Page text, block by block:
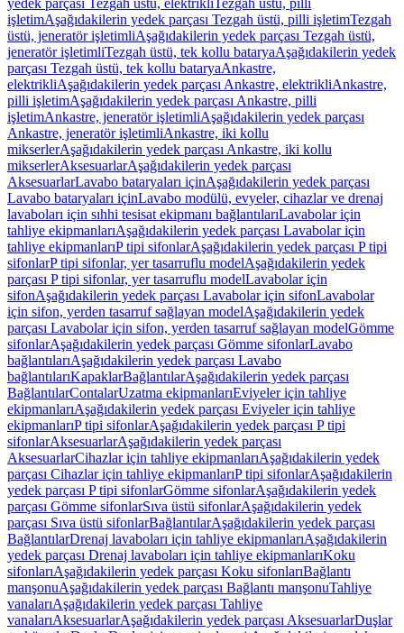
yedek parçası Tezgah üstü, elektrikli Tezgah üstü, pilli
işletimAşağıdakilerin yedek parçası Tezgah üstü, pilli işletimTezgah
üstü, jeneratör işletimliAşağıdakilerin yedek parçası Tezgah üstü,
jeneratör işletimliTezgah üstü, tek kollu bataryaAşağıdakilerin yedek
parçası Tezgah üstü, tek kollu bataryaAnkastre,
elektrikliAşağıdakilerin yedek parçası Ankastre, elektrikliAnkastre,
pilli işletimAşağıdakilerin yedek parçası Ankastre, pilli
işletimAnkastre, jeneratör işletimliAşağıdakilerin yedek parçası
Ankastre, jeneratör işletimliAnkastre, iki kollu
mikserlerAşağıdakilerin yedek parçası Ankastre, iki kollu
mikserlerAksesuarlarAşağıdakilerin yedek parçası
AksesuarlarLavabo bataryaları içinAşağıdakilerin yedek parçası
Lavabo bataryaları içinLavabo modülü, evyeler, cihazlar ve drenaj
lavaboları için sıhhi tesisat ekipmanı bağlantılarıLavabolar için
tahliye ekipmanlarıAşağıdakilerin yedek parçası Lavabolar için
tahliye ekipmanlarıP tipi sifonlarAşağıdakilerin yedek parçası P tipi
sifonlarP tipi sifonlar, yer tasarruflu modelAşağıdakilerin yedek
parçası P tipi sifonlar, yer tasarruflu modelLavabolar için
sifonAşağıdakilerin yedek parçası Lavabolar için sifonLavabolar
için sifon, yerden tasarruf sağlayan modelAşağıdakilerin yedek
parçası Lavabolar için sifon, yerden tasarruf sağlayan modelGömme
sifonlarAşağıdakilerin yedek parçası Gömme sifonlarLavabo
bağlantılarıAşağıdakilerin yedek parçası Lavabo
bağlantılarıKapaklarBağlantılarAşağıdakilerin yedek parçası
BağlantılarContalarUzatma ekipmanlarıEviyeler için tahliye
ekipmanlarıAşağıdakilerin yedek parçası Eviyeler için tahliye
ekipmanlarıP tipi sifonlarAşağıdakilerin yedek parçası P tipi
sifonlarAksesuarlarAşağıdakilerin yedek parçası
AksesuarlarCihazlar için tahliye ekipmanlarıAşağıdakilerin yedek
parçası Cihazlar için tahliye ekipmanlarıP tipi sifonlarAşağıdakilerin
yedek parçası P tipi sifonlarGömme sifonlarAşağıdakilerin yedek
parçası Gömme sifonlarSıva üstü sifonlarAşağıdakilerin yedek
parçası Sıva üstü sifonlarBağlantılarAşağıdakilerin yedek parçası
BağlantılarDrenaj lavaboları için tahliye ekipmanlarıAşağıdakilerin
yedek parçası Drenaj lavaboları için tahliye ekipmanlarıKoku
sifonlarıAşağıdakilerin yedek parçası Koku sifonlarıBağlantı
manşonuAşağıdakilerin yedek parçası Bağlantı manşonuTahliye
vanalarıAşağıdakilerin yedek parçası Tahliye
vanalarıAksesuarlarAşağıdakilerin yedek parçası AksesuarlarDuşlar